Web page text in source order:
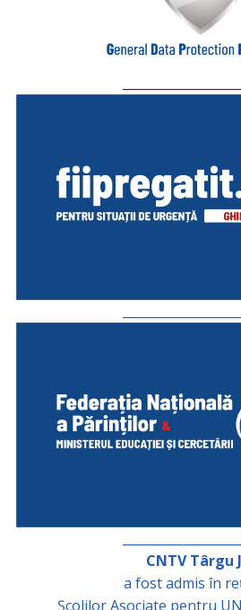
CNTV Târgu
a fost admis în
Școlilor Asociate pentru